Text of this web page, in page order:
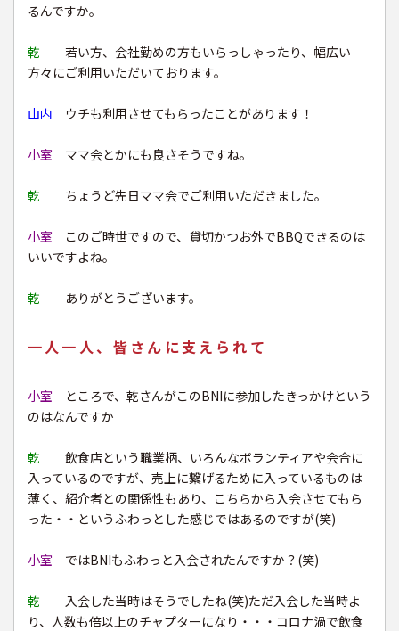
るんですか。
乾
若い方、会社勤めの方もいらっしゃったり、幅広い
方々にご利用いただいております。
山内 ウチも利用させてもらったことがあります！
小室 ママ会とかにも良さそうですね。
乾 ちょうど先日ママ会でご利用いただきました。
小室 このご時世ですので、貸切かつお外でBBQできるのは
いいですよね。
乾 ありがとうございます。
一人一人、皆さんに支えられて
小室 ところで、乾さんがこのBNIに参加したきっかけという
のはなんですか
乾
飲食店という職業柄、いろんなボランティアや会合に
入っているのですが、売上に繋げるために入っているものは
薄く、紹介者との関係性もあり、こちらから入会させてもら
った・・というふわっとした感じではあるのですが(笑)
小室 ではBNIもふわっと入会されたんですか？(笑)
乾
入会した当時はそうでしたね(笑)ただ入会した当時よ
り、人数も倍以上のチャプターになり・・・コロナ渦で飲食